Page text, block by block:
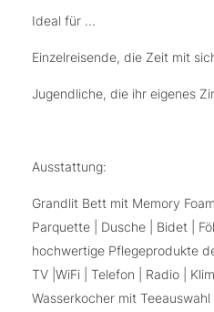
Ideal für ...
Einzelreisende, die Zeit mit
Jugendliche, die ihr eigenes
Ausstattung:
Grandlit Bett mit Memory
Parquette | Dusche | Bidet |
hochwertige Pflegeprodukte
TV |WiFi | Telefon | Radio |
Wasserkocher mit Teeauswahl